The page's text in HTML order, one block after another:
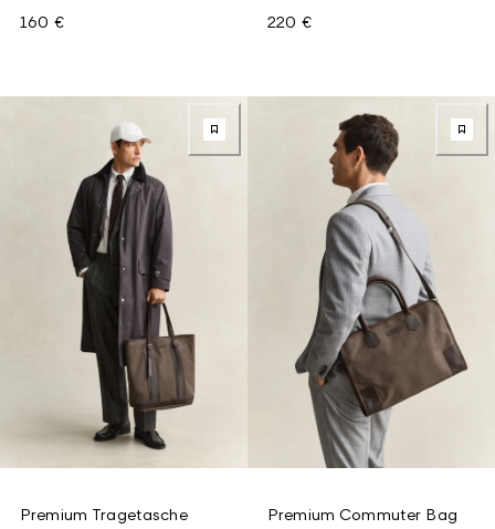
160 € 220 €
Premium Tragetasche Premium Commuter Bag